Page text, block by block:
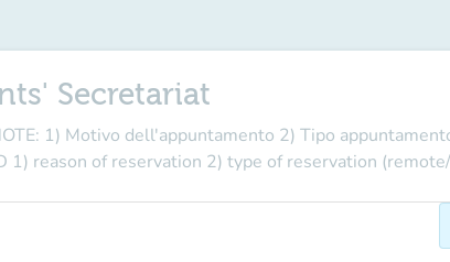
Secretariat
1) Motivo dell'appuntamento 2) Tipo
1) reason of reservation 2) type of reservation